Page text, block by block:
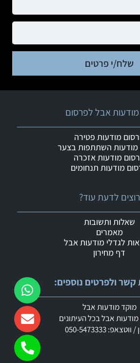
שלח/י פרטים
קשר ולפרטים נוספים:
מוקד מודעות אבל
אבל בכל העיתונים
050-5473333
רוצים לדעת עוד?
שאלות ותשובות
מאמרים
לגדלי מודעות אבל
דף מחירון
מודעות אבל לפרסום
מודעות פטירה
מודעות השתתפות בצער
מודעות אזכרה
מודעות תנחומים